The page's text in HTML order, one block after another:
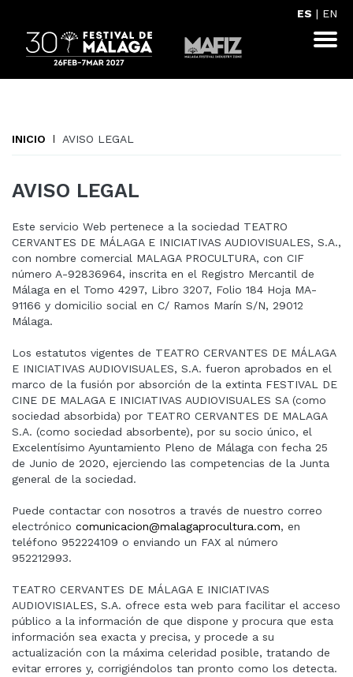
ES | EN
INICIO AVISO LEGAL
AVISO LEGAL
Este servicio Web pertenece a la sociedad TEATRO
CERVANTES DE MÁLAGA E INICIATIVAS AUDIOVISUALES, S.A.,
con nombre comercial MALAGA PROCULTURA, con CIF
número A-92836964, inscrita en el Registro Mercantil de
Málaga en el Tomo 4297, Libro 3207, Folio 184 Hoja MA-
91166 y domicilio social en C/ Ramos Marín S/N, 29012
Málaga.
Los estatutos vigentes de TEATRO CERVANTES DE MÁLAGA
E INICIATIVAS AUDIOVISUALES, S.A. fueron aprobados en el
marco de la fusión por absorción de la extinta FESTIVAL DE
CINE DE MALAGA E INICIATIVAS AUDIOVISUALES SA (como
sociedad absorbida) por TEATRO CERVANTES DE MALAGA
S.A. (como sociedad absorbente), por su socio único, el
Excelentísimo Ayuntamiento Pleno de Málaga con fecha 25
de Junio de 2020, ejerciendo las competencias de la Junta
general de la sociedad.
Puede contactar con nosotros a través de nuestro correo
electrónico comunicacion@malagaprocultura.com, en
teléfono 952224109 o enviando un FAX al número
952212993.
TEATRO CERVANTES DE MÁLAGA E INICIATIVAS
AUDIOVISIALES, S.A. ofrece esta web para facilitar el acceso
público a la información de que dispone y procura que esta
información sea exacta y precisa, y procede a su
actualización con la máxima celeridad posible, tratando de
evitar errores y, corrigiéndolos tan pronto como los detecta.